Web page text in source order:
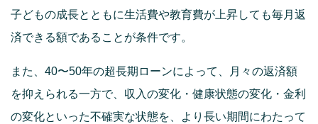
子どもの成長とともに生活費や教育費が上昇しても毎月返
済できる額であることが条件です。
また、40〜50年の超長期ローンによって、月々の返済額
を抑えられる一方で、収入の変化・健康状態の変化・金利
の変化といった不確実な状態を、より長い期間にわたって